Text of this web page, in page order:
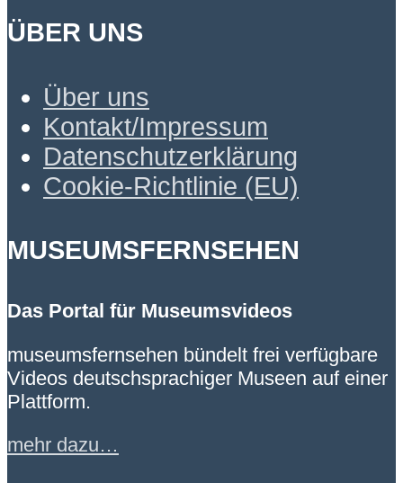
ÜBER UNS
Über uns
Kontakt/Impressum
Datenschutzerklärung
Cookie-Richtlinie (EU)
MUSEUMSFERNSEHEN
Das Portal für Museumsvideos
museumsfernsehen bündelt frei verfügbare
Videos deutschsprachiger Museen auf einer
Plattform.
mehr dazu…